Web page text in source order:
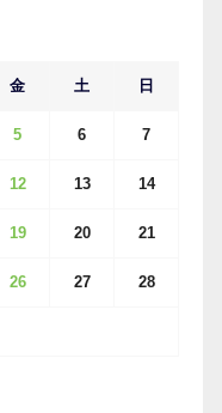
金 土 日
5 6 7
12 13 14
19 20 21
26 27 28